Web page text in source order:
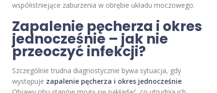
współistniejące zaburzenia w obrębie układu moczowego.
Zapalenie pęcherza i okres
jednocześnie – jak nie
przeoczyć infekcji?
Szczególnie trudna diagnostycznie bywa sytuacja, gdy
występuje zapalenie pęcherza i okres jednocześnie.